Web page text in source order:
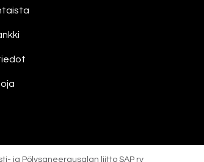
ja Pölysaneerausalan liitto SAP ry